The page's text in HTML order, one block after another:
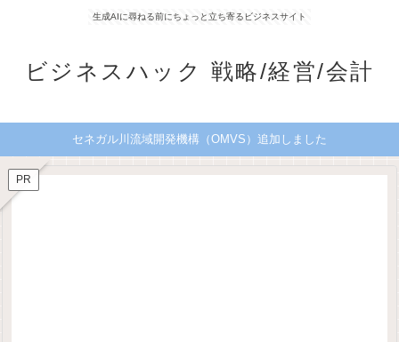
生成AIに尋ねる前にちょっと立ち寄るビジネスサイト
ビジネスハック 戦略/経営/会計
セネガル川流域開発機構（OMVS）追加しました
PR